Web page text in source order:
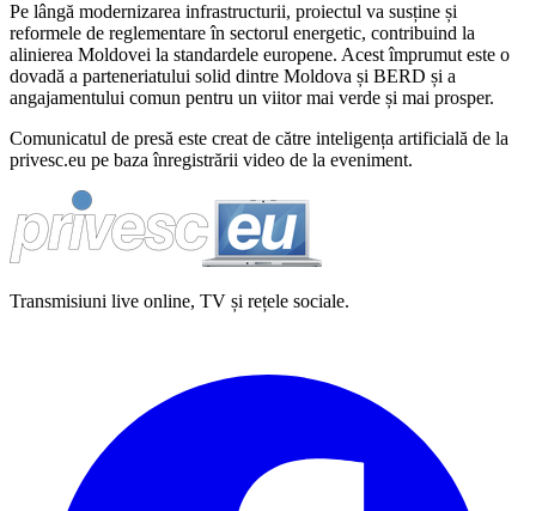
Pe lângă modernizarea infrastructurii, proiectul va susține și
reformele de reglementare în sectorul energetic, contribuind la
alinierea Moldovei la standardele europene. Acest împrumut este o
dovadă a parteneriatului solid dintre Moldova și BERD și a
angajamentului comun pentru un viitor mai verde și mai prosper.
Comunicatul de presă este creat de către inteligența artificială de la
privesc.eu pe baza înregistrării video de la eveniment.
Transmisiuni live online, TV și rețele sociale.